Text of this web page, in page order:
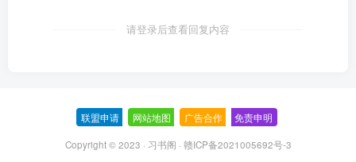
请登录后查看回复内容
联盟申请 网站地图 广告合作 免责申明
Copyright © 2023 · 习书阁 · 赣ICP备2021005692号-3